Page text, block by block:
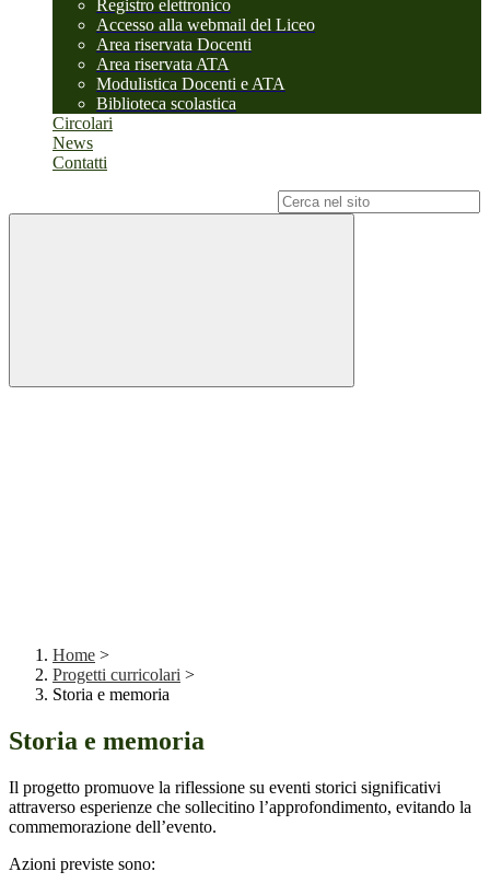
Registro elettronico
Accesso alla webmail del Liceo
Area riservata Docenti
Area riservata ATA
Modulistica Docenti e ATA
Biblioteca scolastica
Circolari
News
Contatti
Home >
Progetti curricolari >
Storia e memoria
Storia e memoria
Il progetto promuove la riflessione su eventi storici significativi
attraverso esperienze che sollecitino l’approfondimento, evitando la
commemorazione dell’evento.
Azioni previste sono: